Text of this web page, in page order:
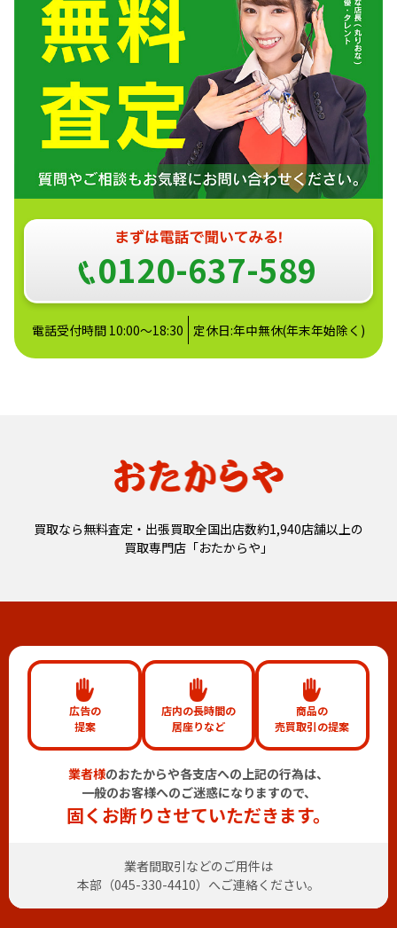
0120-637-589
電話受付時間 10:00～18:30 定休日:年中無休(年末年始除く)
買取なら無料査定・出張買取全国出店数約1,940店舗以上の
買取専門店「おたからや」
広告の
提案
店内の長時間の
居座りなど
商品の
売買取引の提案
業者様のおたからや各支店への上記の行為は、
一般のお客様へのご迷惑になりますので、
固くお断りさせていただきます。
業者間取引などのご用件は
本部（045-330-4410）へご連絡ください。